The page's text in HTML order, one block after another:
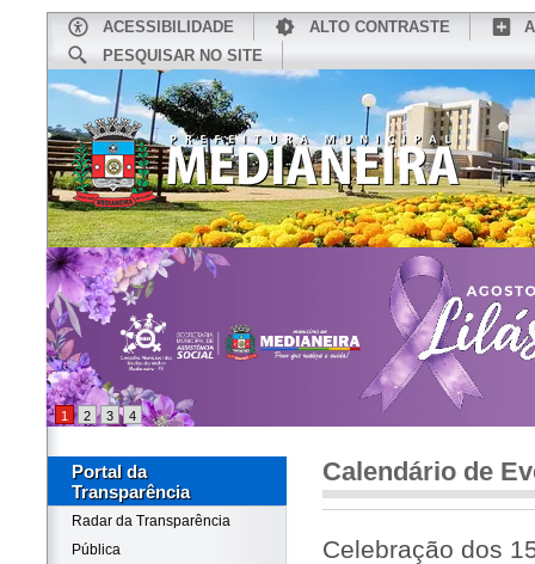
ACESSIBILIDADE ALTO CONTRASTE
PESQUISAR NO SITE
CONHEÇA MEDIANEIRA
1 2 3 4
Portal da
Transparência
Radar da Transparência
Pública
Calendário de
Celebração dos